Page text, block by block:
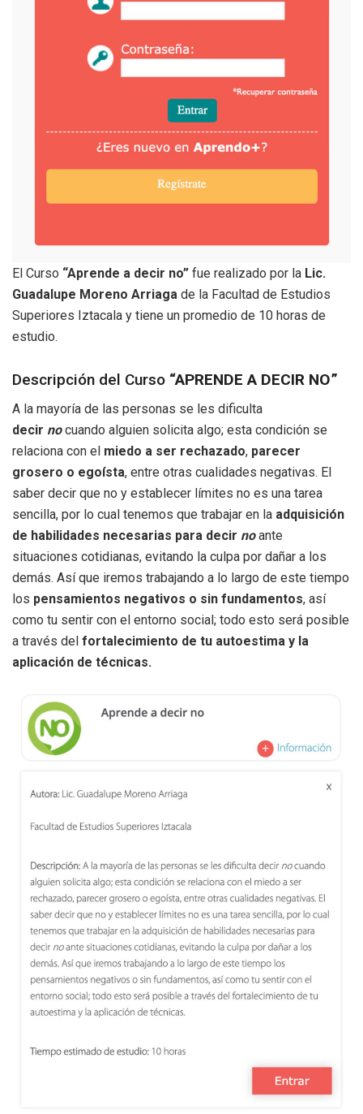
El Curso “Aprende a decir no” fue realizado por la Lic.
Guadalupe Moreno Arriaga de la Facultad de Estudios
Superiores Iztacala y tiene un promedio de 10 horas de
estudio.
Descripción del Curso “APRENDE A DECIR NO”
A la mayoría de las personas se les dificulta
decir nocuando alguien solicita algo; esta condición se
relaciona con el miedo a ser rechazado, parecer
grosero o egoísta, entre otras cualidades negativas. El
saber decir que no y establecer límites no es una tarea
sencilla, por lo cual tenemos que trabajar en la adquisición
de habilidades necesarias para decir noante
situaciones cotidianas, evitando la culpa por dañar a los
demás. Así que iremos trabajando a lo largo de este tiempo
los pensamientos negativos o sin fundamentos, así
como tu sentir con el entorno social; todo esto será posible
a través del fortalecimiento de tu autoestima y la
aplicación de técnicas.